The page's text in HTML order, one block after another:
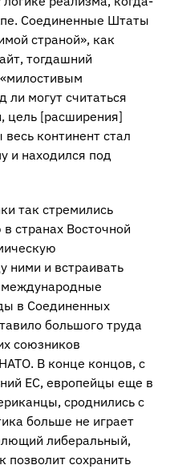
Соединенные Штаты
страной», как
тогдашний
ли могут считаться
цель [расширения]
континент стал
и находился под
так стремились
странах Восточной
ними и встраивать
в Соединенных
большого труда
союзников
В конце концов, с
ЕС, европейцы еще в
сроднились с
больше не играет
либеральный,
позволит сохранить